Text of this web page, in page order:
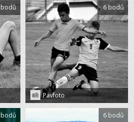
Pavfoto
6 bodů
6 bodů